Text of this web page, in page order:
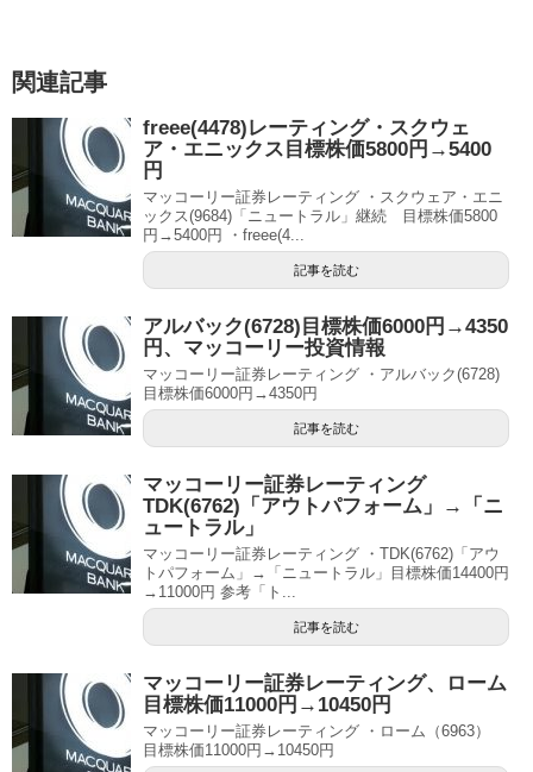
関連記事
freee(4478)レーティング・スクウェ
ア・エニックス目標株価5800円→5400
円
マッコーリー証券レーティング ・スクウェア・エニ
ックス(9684)「ニュートラル」継続 目標株価5800
円→5400円 ・freee(4...
記事を読む
アルバック(6728)目標株価6000円→4350
円、マッコーリー投資情報
マッコーリー証券レーティング ・アルバック(6728)
目標株価6000円→4350円
記事を読む
マッコーリー証券レーティング
TDK(6762)「アウトパフォーム」→「ニ
ュートラル」
マッコーリー証券レーティング ・TDK(6762)「アウ
トパフォーム」→「ニュートラル」目標株価14400円
→11000円 参考「ト...
記事を読む
マッコーリー証券レーティング、ローム
目標株価11000円→10450円
マッコーリー証券レーティング ・ローム（6963）
目標株価11000円→10450円